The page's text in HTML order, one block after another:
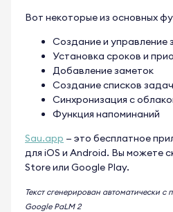
Вот некоторые из основных
Создание и управление
Установка сроков и
Добавление заметок
Создание списков
Синхронизация с
Функция напоминаний
Sau.app — это бесплатное
для iOS и Android. Вы можете
Store или Google Play.
Текст сгенерирован автоматически
Google PaLM 2